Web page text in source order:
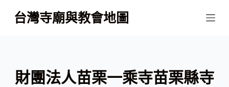
跳
至
容
台灣寺廟與教會地圖
財團法人苗栗一乘寺苗栗縣寺